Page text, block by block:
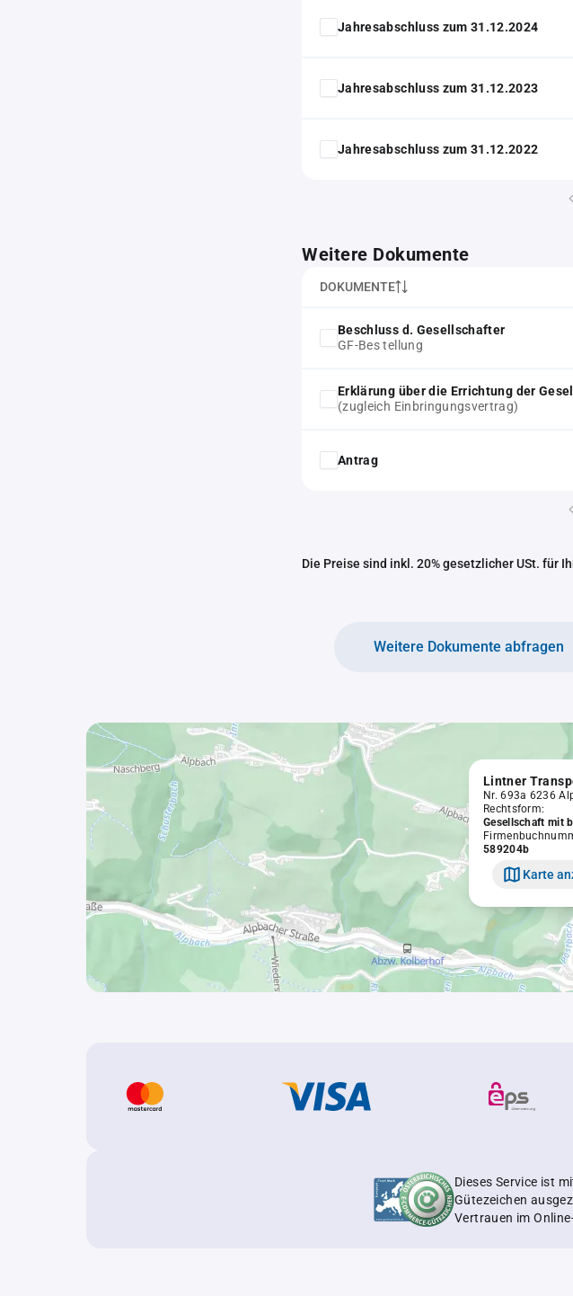
Jahresabschluss zum 31.12.2024
Jahresabschluss zum 31.12.2023
Jahresabschluss zum 31.12.2022
Weitere Dokumente
DOKUMENTE
Beschluss d. Gesellschafter
GF-Bes tellung
Erklärung über die Errichtung der
(zugleich Einbringungsvertrag)
Antrag
Die Preise sind inkl. 20% gesetzlicher USt. für
Weitere Dokumente abfragen
Nr. 693a 6236
Rechtsform:
Gesellschaft mit
589204b
Karte
Dieses Service ist
Gütezeichen
Vertrauen im